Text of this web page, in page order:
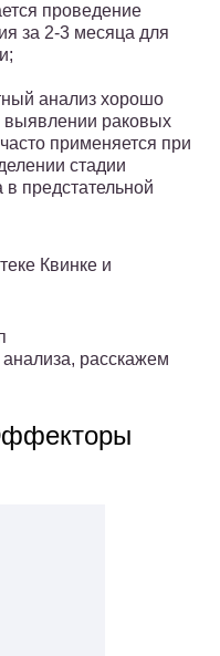
проведение
за 2-3 месяца для
анализ хорошо
выявлении раковых
применяется при
стадии
в предстательной
Квинке и
расскажем